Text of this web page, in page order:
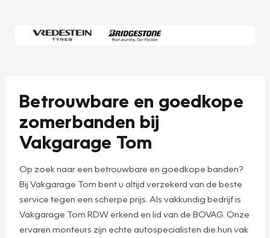
Betrouwbare en goedkope
zomerbanden bij
Vakgarage Tom
Op zoek naar een betrouwbare en goedkope banden?
Bij Vakgarage Tom bent u altijd verzekerd van de beste
service tegen een scherpe prijs. Als vakkundig bedrijf is
Vakgarage Tom RDW erkend en lid van de BOVAG. Onze
ervaren monteurs zijn echte autospecialisten die hun vak